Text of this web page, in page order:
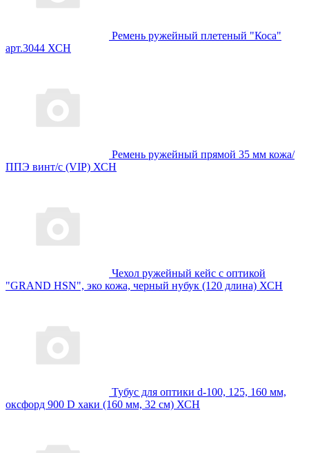
Ремень ружейный плетеный "Коса"
арт.3044 ХСН
Ремень ружейный прямой 35 мм кожа/
ППЭ винт/с (VIP) ХСН
Чехол ружейный кейс с оптикой
"GRAND HSN", эко кожа, черный нубук (120 длина) ХСН
Тубус для оптики d-100, 125, 160 мм,
оксфорд 900 D хаки (160 мм, 32 см) ХСН